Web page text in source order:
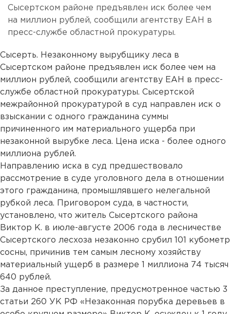
Сысертском районе предъявлен иск более чем
на миллион рублей, сообщили агентству ЕАН в
пресс-службе областной прокуратуры.
Сысерть. Незаконному вырубщику леса в
Сысертском районе предъявлен иск более чем на
миллион рублей, сообщили агентству ЕАН в пресс-
службе областной прокуратуры. Сысертской
межрайонной прокуратурой в суд направлен иск о
взыскании с одного гражданина суммы
причиненного им материального ущерба при
незаконной вырубке леса. Цена иска - более одного
миллиона рублей.
Направлению иска в суд предшествовало
рассмотрение в суде уголовного дела в отношении
этого гражданина, промышлявшего нелегальной
рубкой леса. Приговором суда, в частности,
установлено, что житель Сысертского района
Виктор К. в июле-августе 2006 года в лесничестве
Сысертского лесхоза незаконно срубил 101 кубометр
сосны, причинив тем самым лесному хозяйству
материальный ущерб в размере 1 миллиона 74 тысяч
640 рублей.
За данное преступление, предусмотренное частью 3
статьи 260 УК РФ «Незаконная порубка деревьев в